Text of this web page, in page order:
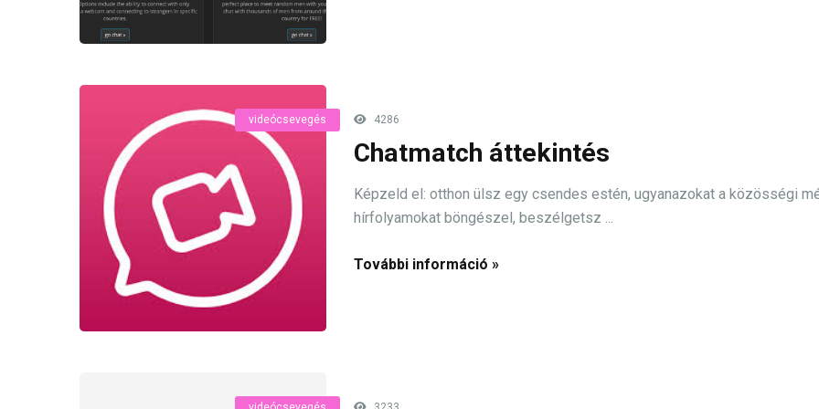
videócsevegés 4286
Chatmatch áttekintés
Képzeld el: otthon ülsz egy csendes estén, ugyanazokat a közösségi
hírfolyamokat böngészel, beszélgetsz ...
További információ »